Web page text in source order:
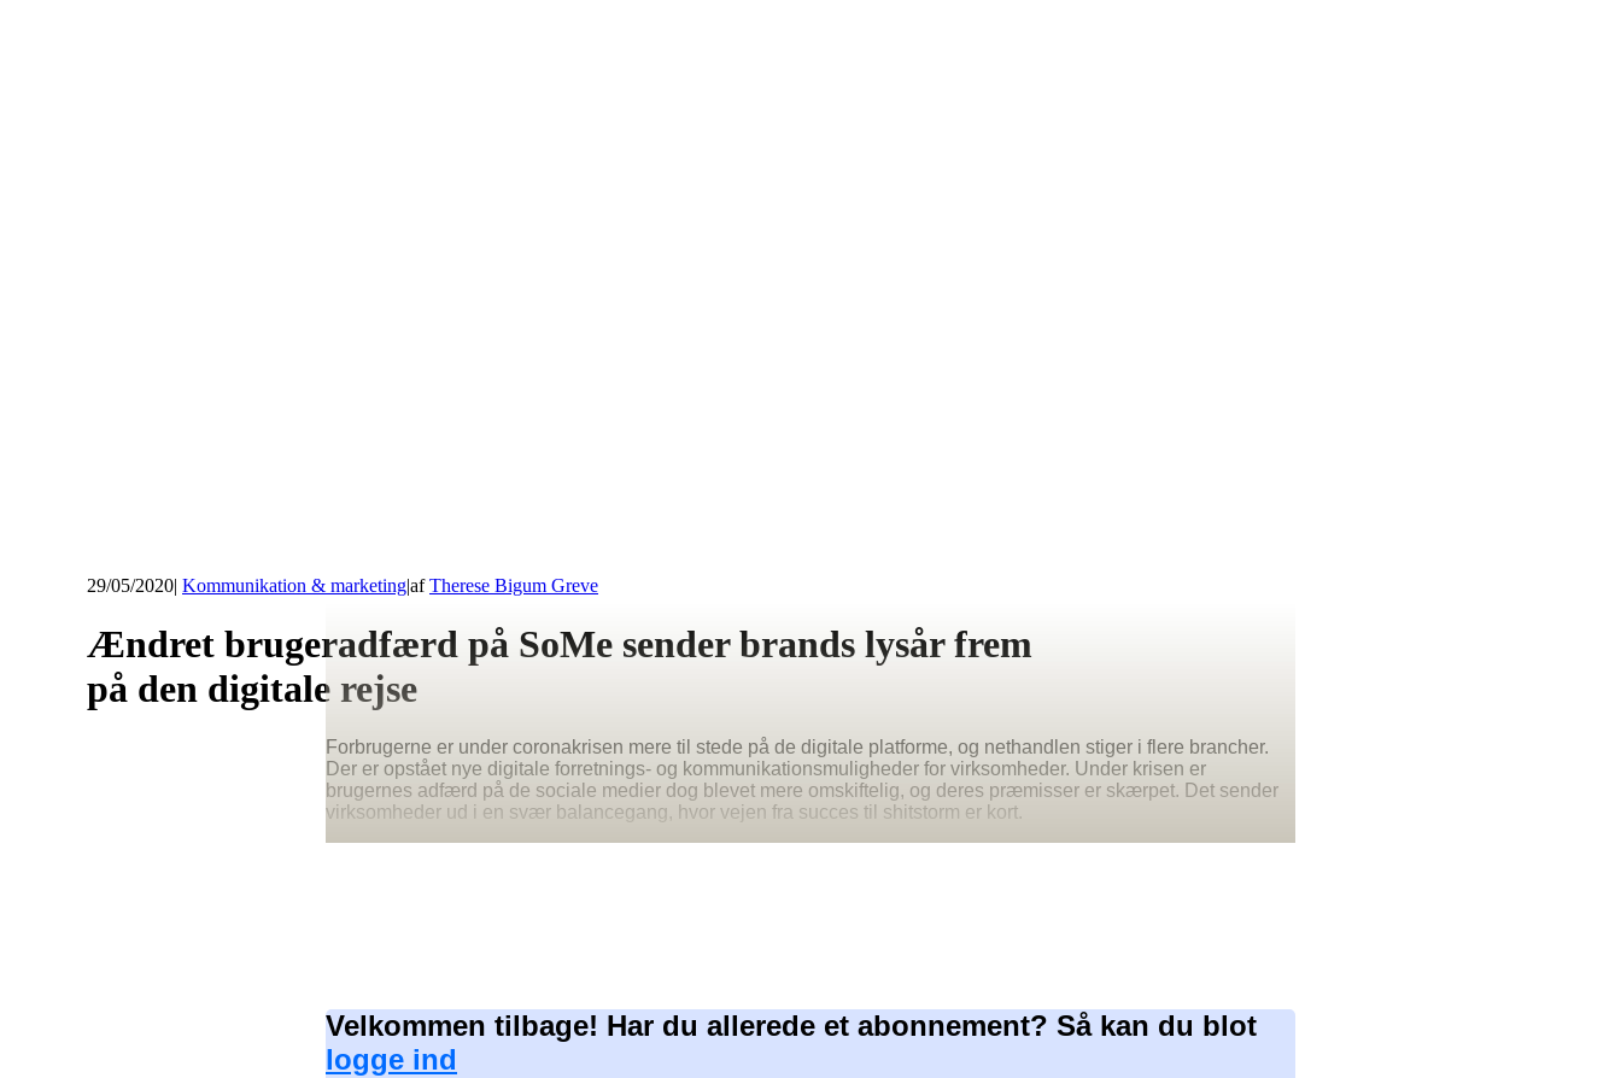
29/05/2020| Kommunikation & marketing|afTherese Bigum Greve
Ændret brugeradfærd på SoMe sender brands lysår frem
på den digitale rejse
Forbrugerne er under coronakrisen mere til stede på de digitale platforme, og nethandlen stiger i flere brancher.
Der er opstået nye digitale forretnings- og kommunikationsmuligheder for virksomheder. Under krisen er
brugernes adfærd på de sociale medier dog blevet mere omskiftelig, og deres præmisser er skærpet. Det sender
virksomheder ud i en svær balancegang, hvor vejen fra succes til shitstorm er kort.
Velkommen tilbage! Har du allerede et abonnement? Så kan du blot
logge ind